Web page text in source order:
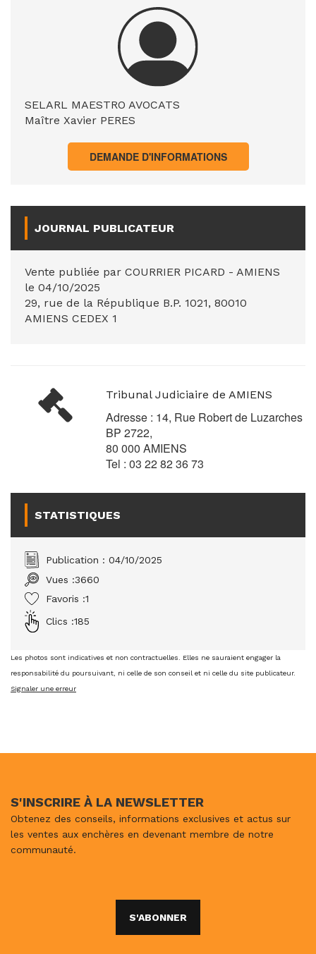
SELARL MAESTRO AVOCATS
Maître Xavier PERES
DEMANDE D'INFORMATIONS
JOURNAL PUBLICATEUR
Vente publiée par COURRIER PICARD - AMIENS
le 04/10/2025
29, rue de la République B.P. 1021, 80010
AMIENS CEDEX 1
Tribunal Judiciaire de AMIENS
Adresse : 14, Rue Robert de Luzarches
BP 2722,
80 000 AMIENS
Tel : 03 22 82 36 73
STATISTIQUES
Publication : 04/10/2025
Vues :3660
Favoris :1
Clics :185
Les photos sont indicatives et non contractuelles. Elles ne sauraient engager la
responsabilité du poursuivant, ni celle de son conseil et ni celle du site publicateur.
Signaler une erreur
S'INSCRIRE À LA NEWSLETTER
Obtenez des conseils, informations exclusives et actus sur
les ventes aux enchères en devenant membre de notre
communauté.
S'ABONNER